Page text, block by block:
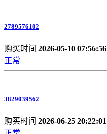
2789576102
购买时间 2026-05-10 07:56:56
正常
3829039562
购买时间 2026-06-25 20:22:01